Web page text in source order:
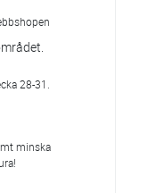
28-31.
minska